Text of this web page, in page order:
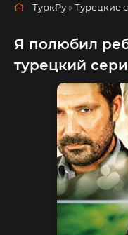
ТуркРу »Турецкие
Я полюбил
турецкий